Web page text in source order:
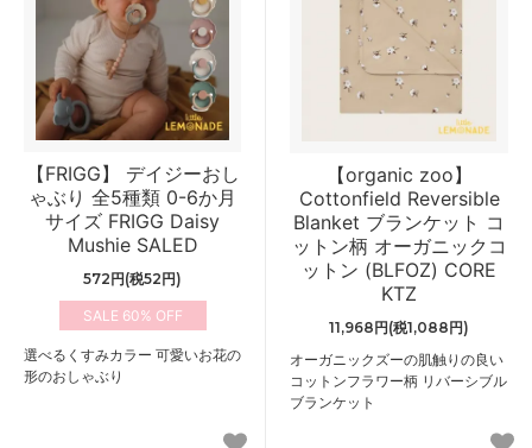
【FRIGG】 デイジーおし
ゃぶり 全5種類 0-6か月
サイズ FRIGG Daisy
Mushie SALED
572円(税52円)
60%
選べるくすみカラー 可愛いお花の
形のおしゃぶり
【organic zoo】
Cottonfield Reversible
Blanket ブランケット コ
ットン柄 オーガニックコ
ットン (BLFOZ) CORE
KTZ
11,968円(税1,088円)
オーガニックズーの肌触りの良い
コットンフラワー柄 リバーシブル
ブランケット